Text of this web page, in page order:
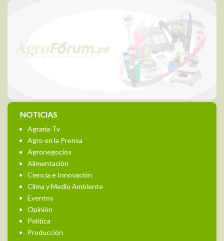
NOTICIAS
Agraria-Tv
Agro en la Prensa
Agronegocios
Alimentación
Ciencia e Innovación
Clima y Medio Ambiente
Eventos
Opinión
Política
Producción